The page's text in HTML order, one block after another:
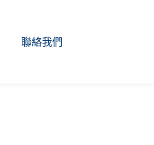
聯絡我們